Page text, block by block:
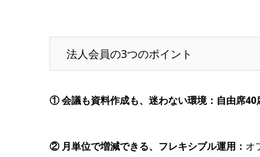
法人会員の3つのポイント
① 会議も資料作成も、迷わない環境：自由席40
② 月単位で増減できる、フレキシブル運用： オ